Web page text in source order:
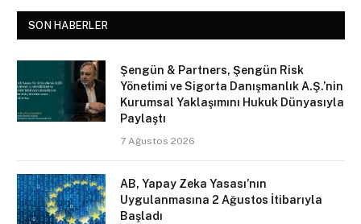
SON HABERLER
Şengün & Partners, Şengün Risk
Yönetimi ve Sigorta Danışmanlık A.Ş.’nin
Kurumsal Yaklaşımını Hukuk Dünyasıyla
Paylaştı
7 Ağustos 2026
AB, Yapay Zeka Yasası’nın
Uygulanmasına 2 Ağustos İtibarıyla
Başladı